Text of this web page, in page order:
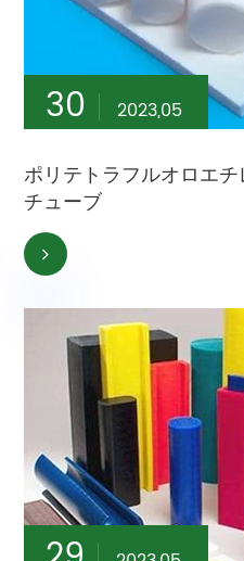
30 2023,05
ポリテトラフルオロエチ
チューブ